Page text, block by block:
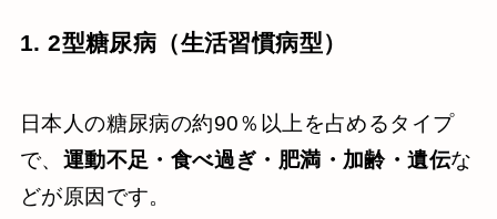
1. 2型糖尿病（生活習慣病型）
日本人の糖尿病の約90％以上を占めるタイプ
で、 運動不足・食べ過ぎ・肥満・加齢・遺伝な
どが原因です。